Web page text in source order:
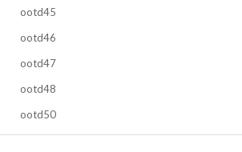
ootd45
ootd46
ootd47
ootd48
ootd50